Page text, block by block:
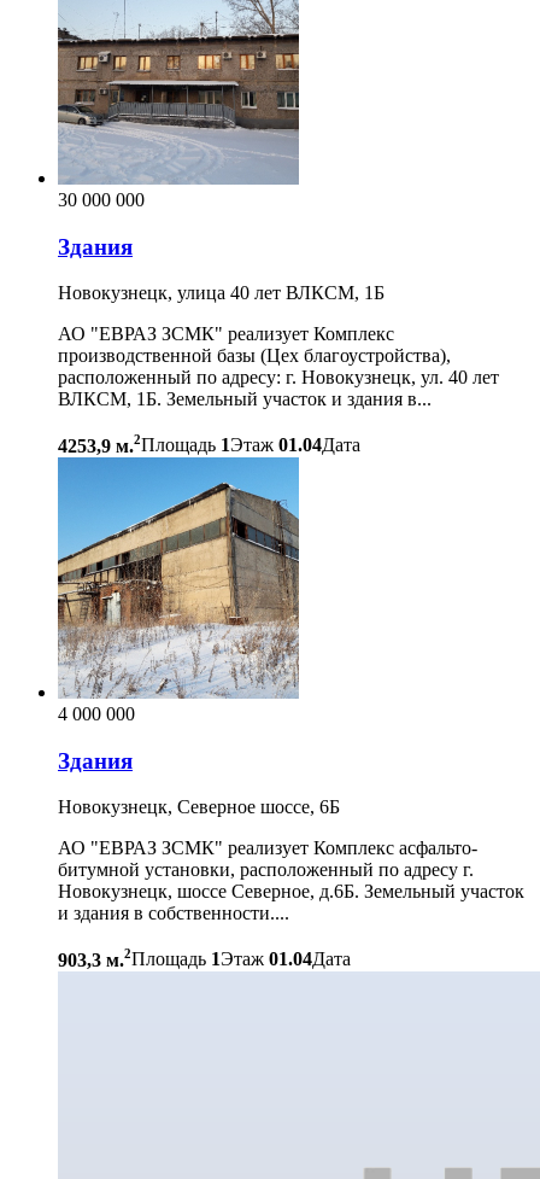
30 000 000
Здания
Новокузнецк, улица 40 лет ВЛКСМ, 1Б
АО "ЕВРАЗ ЗСМК" реализует Комплекс
производственной базы (Цех благоустройства),
расположенный по адресу: г. Новокузнецк, ул. 40 лет
ВЛКСМ, 1Б. Земельный участок и здания в...
4253,9 м.2Площадь 1Этаж 01.04Дата
4 000 000
Здания
Новокузнецк, Северное шоссе, 6Б
АО "ЕВРАЗ ЗСМК" реализует Комплекс асфальто-
битумной установки, расположенный по адресу г.
Новокузнецк, шоссе Северное, д.6Б. Земельный участок
и здания в собственности....
903,3 м.2Площадь 1Этаж 01.04Дата